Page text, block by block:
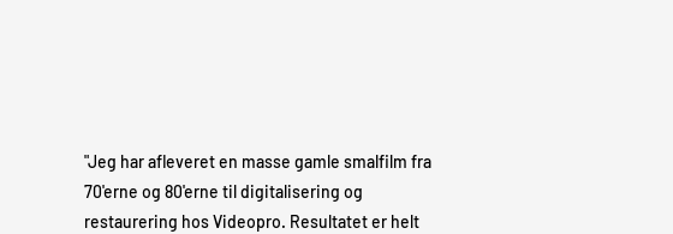
"Jeg har afleveret en masse gamle smalfilm fra
70'erne og 80'erne til digitalisering og
restaurering hos Videopro. Resultatet er helt